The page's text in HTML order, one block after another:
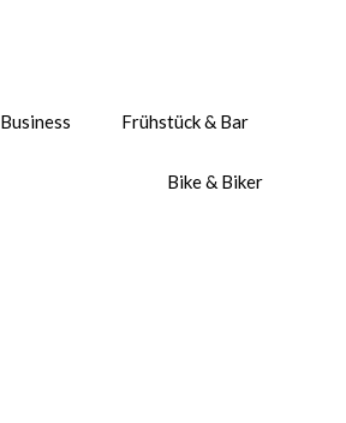
Business Frühstück & Bar
Bike & Biker